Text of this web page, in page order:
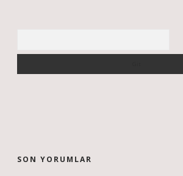
SON YORUMLAR